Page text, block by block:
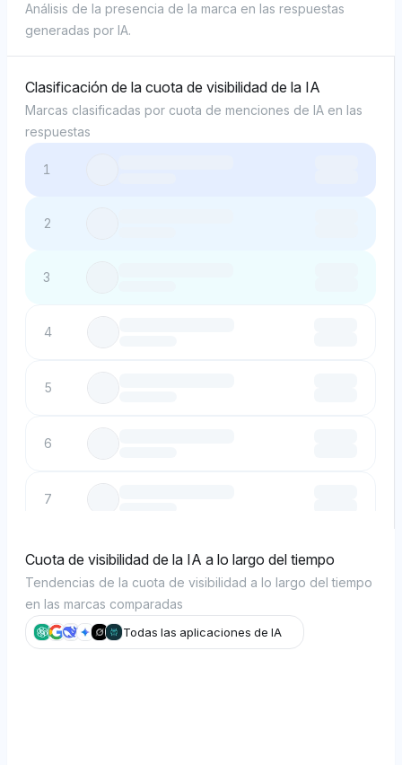
Análisis de la presencia de la marca en las respuestas
generadas por IA.
Clasificación de la cuota de visibilidad de la IA
Marcas clasificadas por cuota de menciones de IA en las
respuestas
1
2
3
4
5
6
7
8
9
Cuota de visibilidad de la IA a lo largo del tiempo
Tendencias de la cuota de visibilidad a lo largo del tiempo
en las marcas comparadas
Todas las aplicaciones de IA